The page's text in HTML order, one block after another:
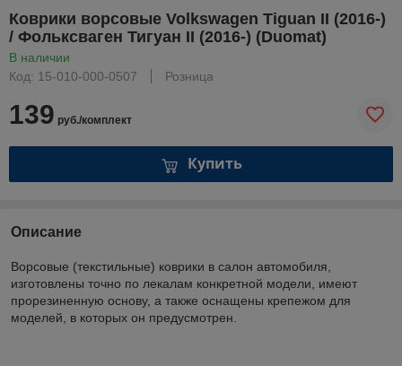
Коврики ворсовые Volkswagen Tiguan II (2016-)
/ Фольксваген Тигуан II (2016-) (Duomat)
В наличии
Код: 15-010-000-0507
Розница
139 руб./комплект
Купить
Описание
Ворсовые (текстильные) коврики в салон автомобиля,
изготовлены точно по лекалам конкретной модели, имеют
прорезиненную основу, а также оснащены крепежом для
моделей, в которых он предусмотрен.